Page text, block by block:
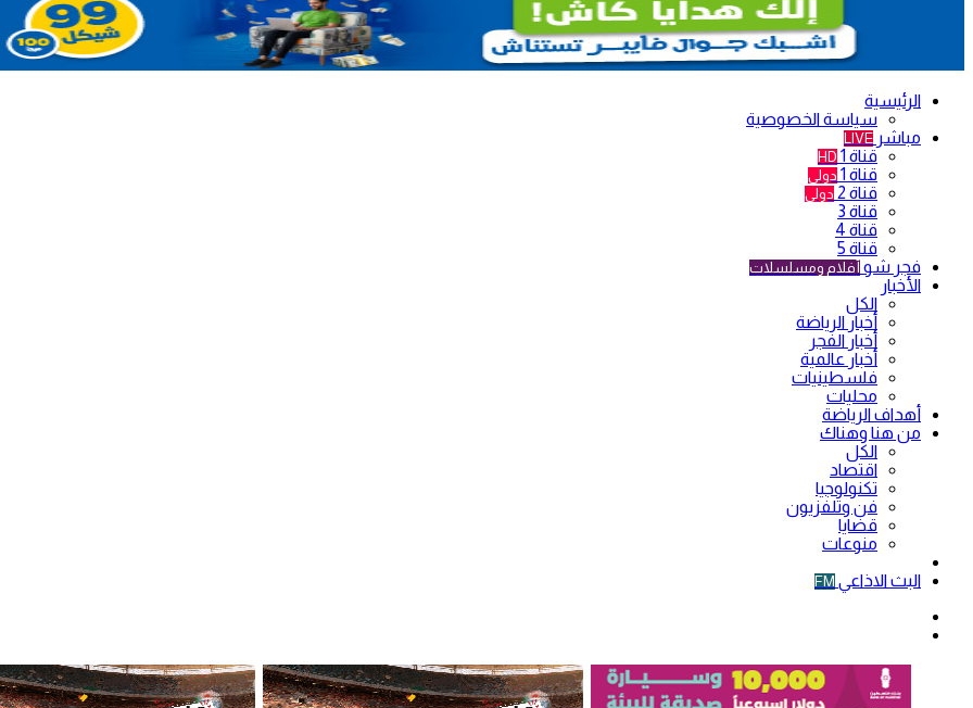
الرئيسية
سياسة الخصوصية
مباشر LIVE
قناة 1 HD
قناة 1 دولي
قناة 2 دولي
قناة 3
قناة 4
قناة 5
فجر شو أفلام ومسلسلات
الأخبار
الكل
أخبار الرياضة
أخبار الفجر
أخبار عالمية
فلسطينيات
محليات
أهداف الرياضة
من هنا وهناك
الكل
اقتصاد
تكنولوجيا
فن وتلفزيون
قضايا
منوعات
البث الاذاعي FM